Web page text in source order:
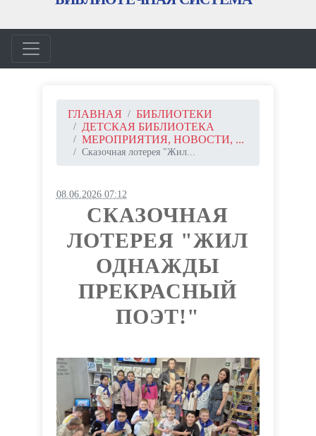
ГЛАВНАЯ
БИБЛИОТЕКИ
ДЕТСКАЯ БИБЛИОТЕКА
МЕРОПРИЯТИЯ, НОВОСТИ, ...
Сказочная лотерея "Жил...
08.06.2026 07:12
СКАЗОЧНАЯ
ЛОТЕРЕЯ "ЖИЛ
ОДНАЖДЫ
ПРЕКРАСНЫЙ
ПОЭТ!"